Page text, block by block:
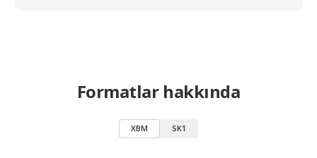
Formatlar hakkında
XBM SK1